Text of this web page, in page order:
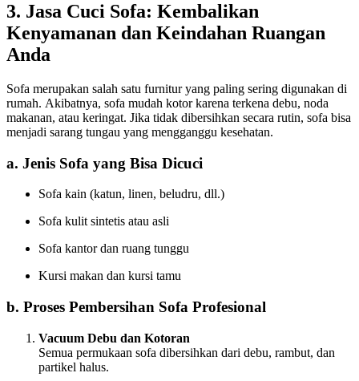
3. Jasa Cuci Sofa: Kembalikan
Kenyamanan dan Keindahan Ruangan
Anda
Sofa merupakan salah satu furnitur yang paling sering digunakan di
rumah. Akibatnya, sofa mudah kotor karena terkena debu, noda
makanan, atau keringat. Jika tidak dibersihkan secara rutin, sofa bisa
menjadi sarang tungau yang mengganggu kesehatan.
a. Jenis Sofa yang Bisa Dicuci
Sofa kain (katun, linen, beludru, dll.)
Sofa kulit sintetis atau asli
Sofa kantor dan ruang tunggu
Kursi makan dan kursi tamu
b. Proses Pembersihan Sofa Profesional
Vacuum Debu dan Kotoran
Semua permukaan sofa dibersihkan dari debu, rambut, dan
partikel halus.